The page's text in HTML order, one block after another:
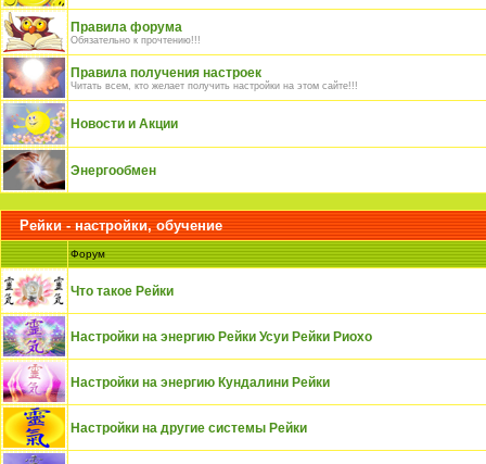
Правила форума
Обязательно к прочтению!!!
Правила получения настроек
Читать всем, кто желает получить настройки на этом сайте!!!
Новости и Акции
Энергообмен
Рейки - настройки, обучение
Форум
Что такое Рейки
Настройки на энергию Рейки Усуи Рейки Риохо
Настройки на энергию Кундалини Рейки
Настройки на другие системы Рейки